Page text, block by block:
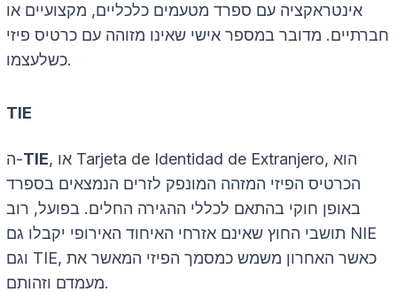
אינטראקציה עם ספרד מטעמים כלכליים, מקצועיים או
חברתיים. מדובר במספר אישי שאינו מזוהה עם כרטיס פיזי
כשלעצמו.
TIE
ה-TIE Tarjeta de Identidad de Extranjero, הוא
הכרטיס הפיזי המזהה המונפק לזרים הנמצאים בספרד
באופן חוקי בהתאם לכללי ההגירה החלים. בפועל, רוב
תושבי החוץ שאינם אזרחי האיחוד האירופי יקבלו גם NIE
וגם TIE, כאשר האחרון משמש כמסמך הפיזי המאשר את
מעמדם וזהותם.